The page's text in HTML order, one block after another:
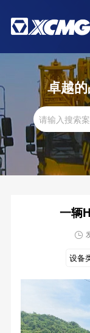
卓越
一辆

设备